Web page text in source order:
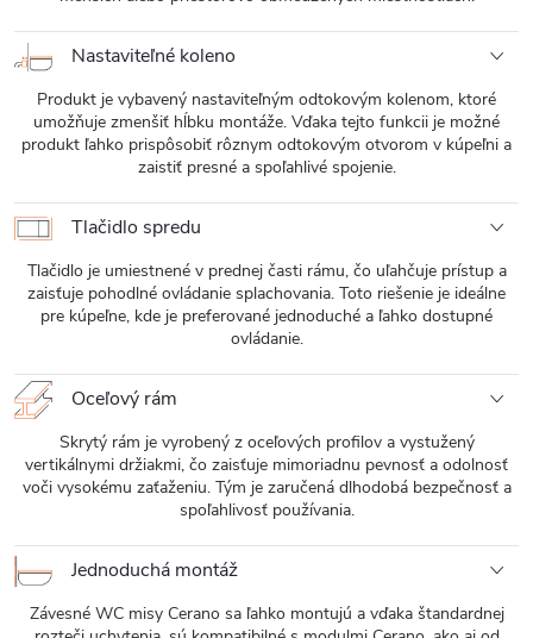
Nastaviteľné koleno
Produkt je vybavený nastaviteľným odtokovým kolenom, ktoré
umožňuje zmenšiť hĺbku montáže. Vďaka tejto funkcii je možné
produkt ľahko prispôsobiť rôznym odtokovým otvorom v kúpeľni a
zaistiť presné a spoľahlivé spojenie.
Tlačidlo spredu
Tlačidlo je umiestnené v prednej časti rámu, čo uľahčuje prístup a
zaisťuje pohodlné ovládanie splachovania. Toto riešenie je ideálne
pre kúpeľne, kde je preferované jednoduché a ľahko dostupné
ovládanie.
Oceľový rám
Skrytý rám je vyrobený z oceľových profilov a vystužený
vertikálnymi držiakmi, čo zaisťuje mimoriadnu pevnosť a odolnosť
voči vysokému zaťaženiu. Tým je zaručená dlhodobá bezpečnosť a
spoľahlivosť používania.
Jednoduchá montáž
Závesné WC misy Cerano sa ľahko montujú a vďaka štandardnej